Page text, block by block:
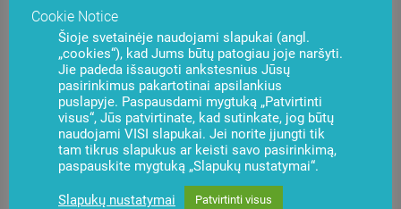
Kilo klausimų?
Naujienos
Cookie Notice
Šioje svetainėje naudojami slapukai (angl.
„cookies“), kad Jums būtų patogiau joje naršyti.
Jie padeda išsaugoti ankstesnius Jūsų
pasirinkimus pakartotinai apsilankius
puslapyje. Paspausdami mygtuką „Patvirtinti
visus“, Jūs patvirtinate, kad sutinkate, jog būtų
naudojami VISI slapukai. Jei norite įjungti tik
tam tikrus slapukus ar keisti savo pasirinkimą,
paspauskite mygtuką „Slapukų nustatymai“.
Slapukų nustatymai Patvirtinti visus